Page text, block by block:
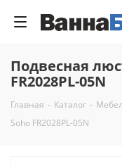
Подвесная
FR2028PL-05N
Главная - Каталог -
Soho FR2028PL-05N